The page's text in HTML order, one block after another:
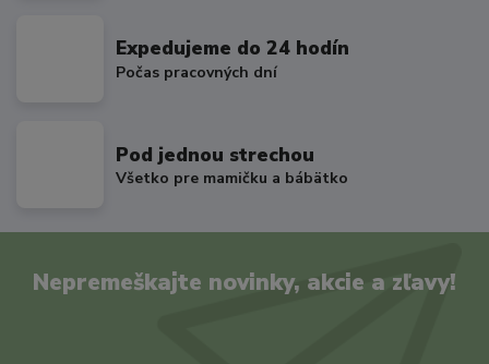
Expedujeme do 24 hodín
Počas pracovných dní
Pod jednou strechou
Všetko pre mamičku a bábätko
Nepremeškajte novinky, akcie a zľavy!